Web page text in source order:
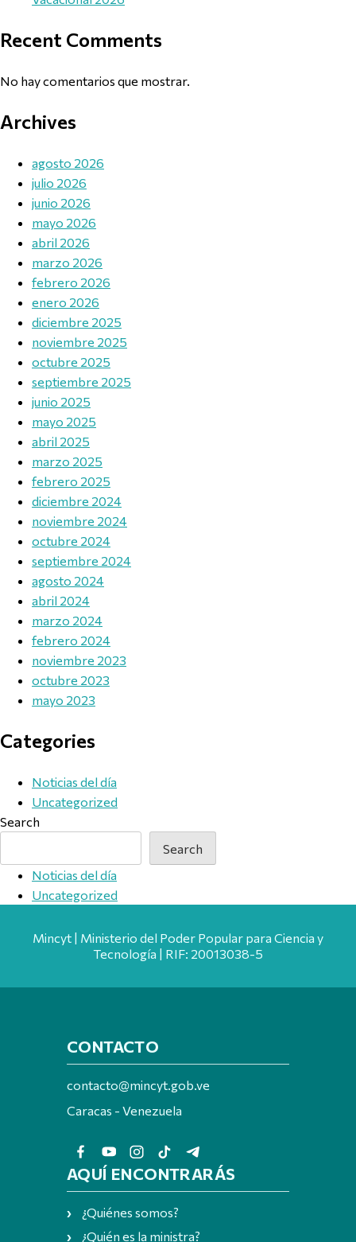
Recent Comments
No hay comentarios que mostrar.
Archives
agosto 2026
julio 2026
junio 2026
mayo 2026
abril 2026
marzo 2026
febrero 2026
enero 2026
diciembre 2025
noviembre 2025
octubre 2025
septiembre 2025
junio 2025
mayo 2025
abril 2025
marzo 2025
febrero 2025
diciembre 2024
noviembre 2024
octubre 2024
septiembre 2024
agosto 2024
abril 2024
marzo 2024
febrero 2024
noviembre 2023
octubre 2023
mayo 2023
Categories
Noticias del día
Uncategorized
Search
Search
Noticias del día
Uncategorized
Mincyt | Ministerio del Poder Popular para Ciencia y
Tecnología | RIF: 20013038-5
CONTACTO
contacto@mincyt.gob.ve
Caracas - Venezuela
AQUÍ ENCONTRARÁS
¿Quiénes somos?
¿Quién es la ministra?